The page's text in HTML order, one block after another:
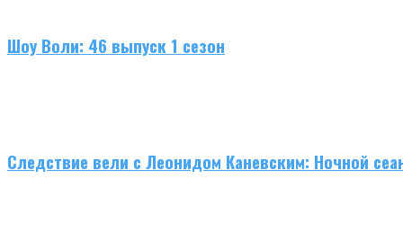
Шоу Воли: 46 выпуск 1 сезон
Следствие вели с Леонидом Каневским: Ночной